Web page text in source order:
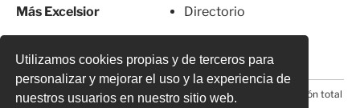
Utilizamos cookies propias y de terceros para
personalizar y mejorar el uso y la experiencia de
nuestros usuarios en nuestro sitio web.
Más Excelsior
Directorio
© 2026 Todos los derechos reservados. Prohibida la reproducción total